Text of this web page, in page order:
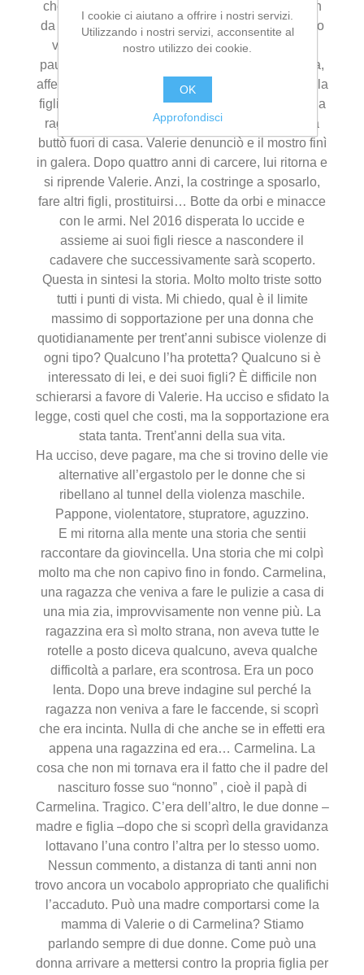
che ha iniziato ad approfittare della ragazzina fin
da quando lei aveva 12 anni. La madre, sapeva o
vedeva o sentiva e non ha mai detto nulla per
paura di perdere quel bel campione di gentilezza,
affettuosità e amorevolezza sia per la madre che la
figlia. La madre reagisce solo quando a 17 anni la
ragazza restò incinta del mostro, a quel punto la
buttò fuori di casa. Valerie denunciò e il mostro finì
in galera. Dopo quattro anni di carcere, lui ritorna e
si riprende Valerie. Anzi, la costringe a sposarlo,
fare altri figli, prostituirsi… Botte da orbi e minacce
con le armi. Nel 2016 disperata lo uccide e
assieme ai suoi figli riesce a nascondere il
cadavere che successivamente sarà scoperto.
Questa in sintesi la storia. Molto molto triste sotto
tutti i punti di vista. Mi chiedo, qual è il limite
massimo di sopportazione per una donna che
quotidianamente per trent’anni subisce violenze di
ogni tipo? Qualcuno l’ha protetta? Qualcuno si è
interessato di lei, e dei suoi figli? È difficile non
schierarsi a favore di Valerie. Ha ucciso e sfidato la
legge, costi quel che costi, ma la sopportazione era
stata tanta. Trent’anni della sua vita.
Ha ucciso, deve pagare, ma che si trovino delle vie
alternative all’ergastolo per le donne che si
ribellano al tunnel della violenza maschile.
Pappone, violentatore, stupratore, aguzzino.
E mi ritorna alla mente una storia che sentii
raccontare da giovincella. Una storia che mi colpì
molto ma che non capivo fino in fondo. Carmelina,
una ragazza che veniva a fare le pulizie a casa di
una mia zia, improvvisamente non venne più. La
ragazzina era sì molto strana, non aveva tutte le
rotelle a posto diceva qualcuno, aveva qualche
difficoltà a parlare, era scontrosa. Era un poco
lenta. Dopo una breve indagine sul perché la
ragazza non veniva a fare le faccende, si scoprì
che era incinta. Nulla di che anche se in effetti era
appena una ragazzina ed era… Carmelina. La
cosa che non mi tornava era il fatto che il padre del
nascituro fosse suo “nonno” , cioè il papà di
Carmelina. Tragico. C’era dell’altro, le due donne –
madre e figlia –dopo che si scoprì della gravidanza
lottavano l’una contro l’altra per lo stesso uomo.
Nessun commento, a distanza di tanti anni non
trovo ancora un vocabolo appropriato che qualifichi
l’accaduto. Può una madre comportarsi come la
mamma di Valerie o di Carmelina? Stiamo
parlando sempre di due donne. Come può una
donna arrivare a mettersi contro la propria figlia per
I cookie ci aiutano a offrire i nostri servizi.
Utilizzando i nostri servizi, acconsentite al
nostro utilizzo dei cookie.
OK
Approfondisci